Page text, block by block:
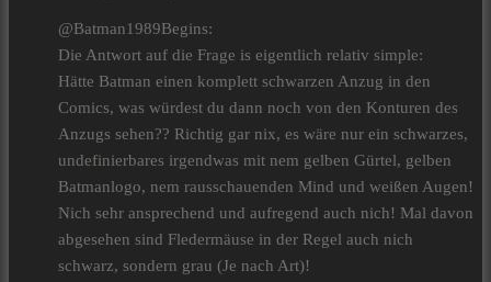
@Batman1989Begins:
Die Antwort auf die Frage is eigentlich relativ simple:
Hätte Batman einen komplett schwarzen Anzug in den
Comics, was würdest du dann noch von den Konturen des
Anzugs sehen?? Richtig gar nix, es wäre nur ein schwarzes,
undefinierbares irgendwas mit nem gelben Gürtel, gelben
Batmanlogo, nem rausschauenden Mind und weißen Augen!
Nich sehr ansprechend und aufregend auch nich! Mal davon
abgesehen sind Fledermäuse in der Regel auch nich
schwarz, sondern grau (Je nach Art)!